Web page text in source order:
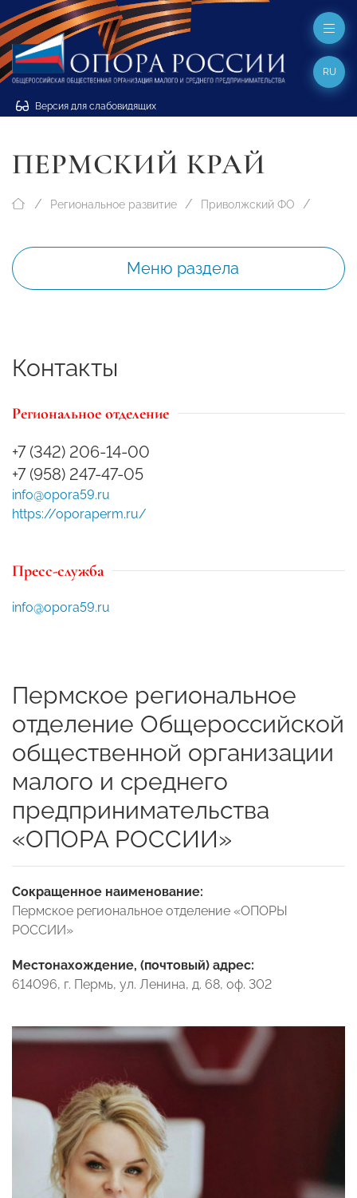
Версия для слабовидящих
RU
ПЕРМСКИЙ КРАЙ
Региональное развитие Приволжский ФО
Меню раздела
Контакты
Региональное отделение
+7 (342) 206-14-00
+7 (958) 247-47-05
info@opora59.ru
https://oporaperm.ru/
Пресс-служба
info@opora59.ru
Пермское региональное
отделение Общероссийской
общественной организации
малого и среднего
предпринимательства
«ОПОРА РОССИИ»
Сокращенное наименование:
Пермское региональное отделение «ОПОРЫ
РОССИИ»
Местонахождение, (почтовый) адрес:
614096, г. Пермь, ул. Ленина, д. 68, оф. 302